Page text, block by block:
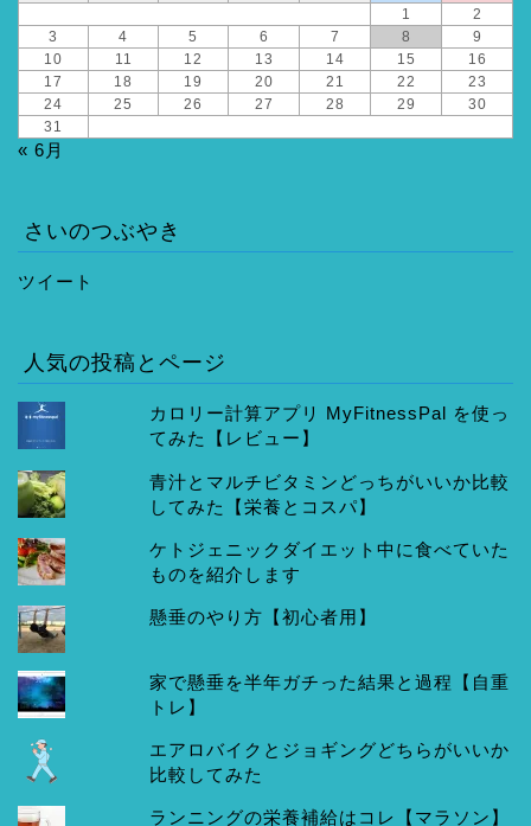
1
2
3
4 5 6 7 8
9
10
11 12 13 14 15
16
17
18 19 20 21 22
23
24
25 26 27 28 29
30
31
« 6月
さいのつぶやき
ツイート
人気の投稿とページ
カロリー計算アプリ MyFitnessPal を使っ
てみた【レビュー】
青汁とマルチビタミンどっちがいいか比較
してみた【栄養とコスパ】
ケトジェニックダイエット中に食べていた
ものを紹介します
懸垂のやり方【初心者用】
家で懸垂を半年ガチった結果と過程【自重
トレ】
エアロバイクとジョギングどちらがいいか
比較してみた
ランニングの栄養補給はコレ【マラソン】